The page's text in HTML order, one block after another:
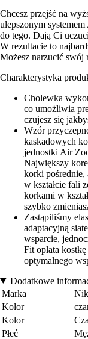
Chcesz przejść na
ulepszonym
do tego. Dają Ci
W rezultacie to
Możesz narzucić swój
Charakterystyka
Cholewka
co umożliwia
czujesz się
Wzór
kaskadowych
jednostki Air
Największy
korki pośrednie,
w kształcie fali
korkami w
szybko
Zastąpiliśmy
adaptacyjną
wsparcie,
Fit oplata
optymalnego
Dodatkowe
Marka
Kolor
Kolor
Płeć